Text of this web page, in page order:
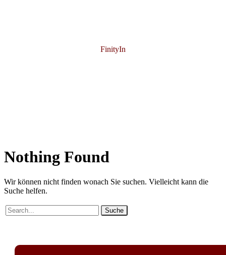
FinityIn
Nothing Found
Wir können nicht finden wonach Sie suchen. Vielleicht kann die
Suche helfen.
Suche